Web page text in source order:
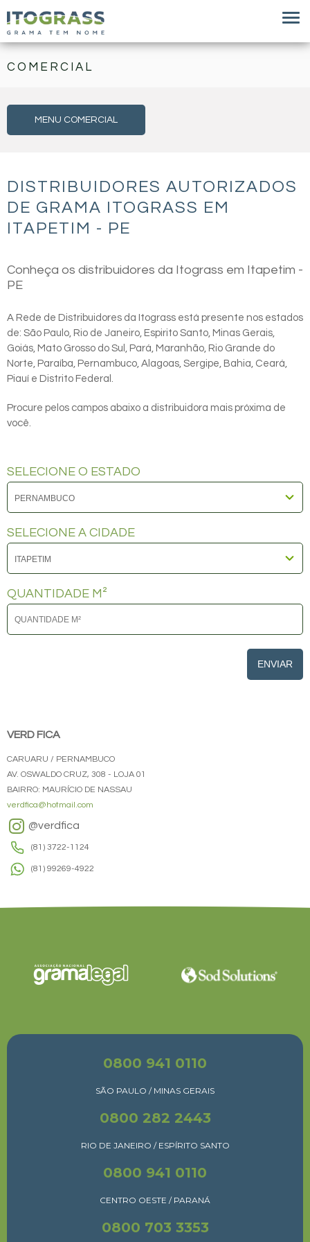
COMERCIAL
MENU COMERCIAL
DISTRIBUIDORES AUTORIZADOS
DE GRAMA ITOGRASS EM
ITAPETIM - PE
Conheça os distribuidores da Itograss em Itapetim -
PE
A Rede de Distribuidores da Itograss está presente nos estados
de: São Paulo, Rio de Janeiro, Espirito Santo, Minas Gerais,
Goiás, Mato Grosso do Sul, Pará, Maranhão, Rio Grande do
Norte, Paraíba, Pernambuco, Alagoas, Sergipe, Bahia, Ceará,
Piauí e Distrito Federal.
Procure pelos campos abaixo a distribuidora mais próxima de
você.
SELECIONE O ESTADO
SELECIONE A CIDADE
QUANTIDADE M²
ENVIAR
VERD FICA
CARUARU / PERNAMBUCO
AV. OSWALDO CRUZ, 308 - LOJA 01
BAIRRO: MAURÍCIO DE NASSAU
verdfica@hotmail.com
@verdfica
(81) 3722-1124
(81) 99269-4922
0800 941 0110
SÃO PAULO / MINAS GERAIS
0800 282 2443
RIO DE JANEIRO / ESPÍRITO SANTO
0800 941 0110
CENTRO OESTE / PARANÁ
0800 703 3353